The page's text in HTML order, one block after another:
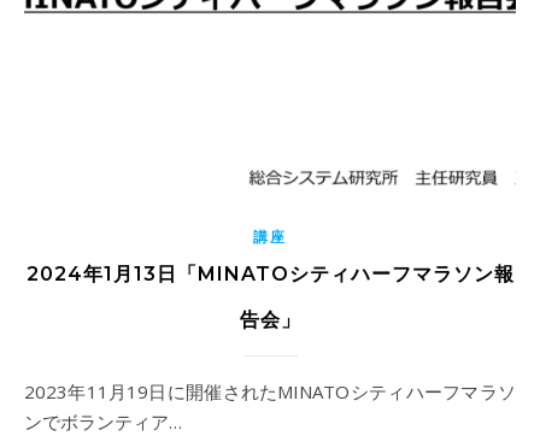
講座
2024年1月13日「MINATOシティハーフマラソン報
告会」
2023年11月19日に開催されたMINATOシティハーフマラソ
ンでボランティア…